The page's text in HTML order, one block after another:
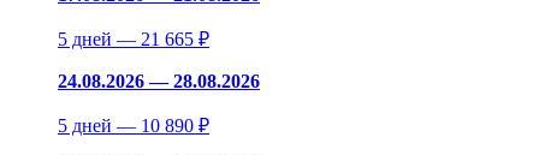
5 дней — 21 665 ₽
24.08.2026 — 28.08.2026
5 дней — 10 890 ₽